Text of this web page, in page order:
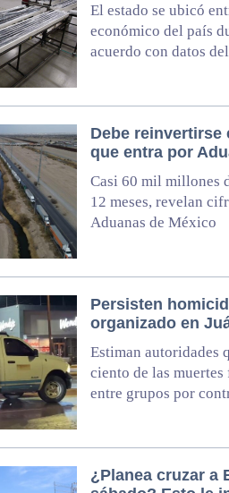
El estado se ubicó
económico del país
acuerdo con datos
Debe reinvertirse
que entra por
Casi 60 mil millones
12 meses, revelan
Aduanas de México
Persisten
organizado en
Estiman autoridades
ciento de las
entre grupos por
¿Planea cruzar a